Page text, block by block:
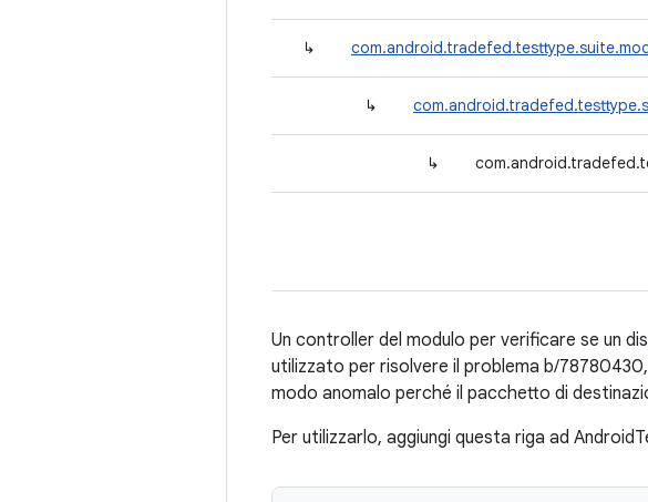
↳
↳
↳
Un controller del modulo per verificare se un
utilizzato per risolvere il problema b/
modo anomalo perché il pacchetto di
Per utilizzarlo, aggiungi questa riga ad